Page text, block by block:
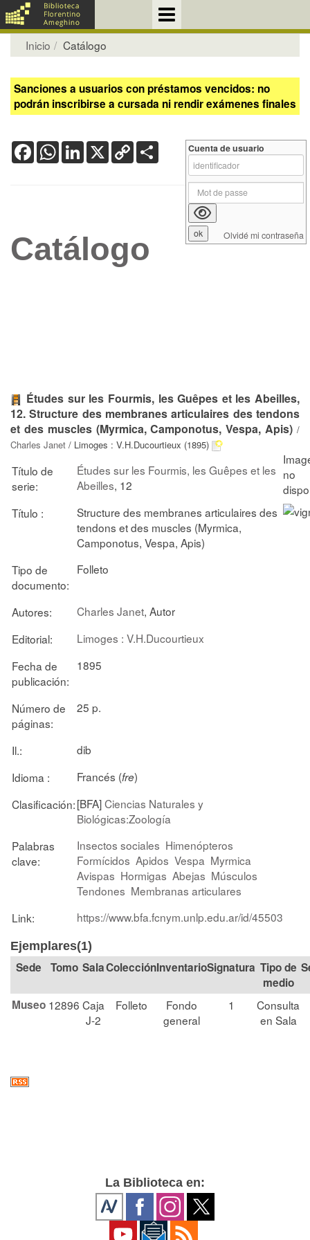
Inicio Catálogo
Sanciones a usuarios con préstamos vencidos: no
podrán inscribirse a cursada ni rendir exámenes finales
FacebookWhatsApp
LinkedIn
X Copy
Link
Catálogo
Études sur les Fourmis, les Guêpes et les Abeilles,
12. Structure des membranes articulaires des tendons
et des muscles (Myrmica, Camponotus, Vespa, Apis) /
Charles Janet / Limoges : V.H.Ducourtieux (1895)
Título de
serie:
Études sur les Fourmis, les Guêpes et les
Abeilles, 12
Título :
Structure des membranes articulaires des
tendons et des muscles (Myrmica,
Camponotus, Vespa, Apis)
Tipo de
documento:
Folleto
Autores: Charles Janet, Autor
Editorial:
Limoges : V.H.Ducourtieux
Fecha de
publicación:
1895
Número de
páginas:
25 p.
Il.:
dib
Idioma :
Francés (fre)
Clasificación:[BFA]Ciencias Naturales y
Biológicas:Zoología
Palabras
clave:
Insectos sociales Himenópteros
Formícidos Apidos Vespa Myrmica
Avispas Hormigas Abejas Músculos
Tendones Membranas articulares
Link:
https://www.bfa.fcnym.unlp.edu.ar/id/45503
Ejemplares(1)
Tomo SalaColección Signatura Tipo de
medio
Museo 12896 Caja
J-2
Folleto
Fondo
general
1
Consulta
en Sala
Cuenta de usuario
Olvidé mi contraseña
La Biblioteca en: